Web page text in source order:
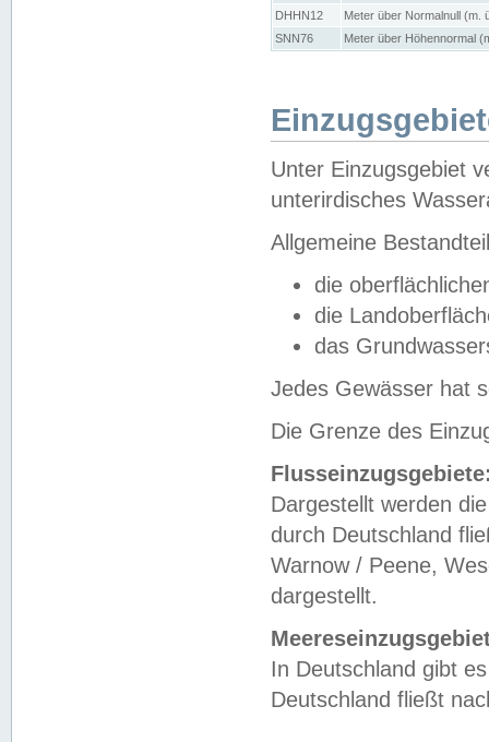
DHHN12
Meter über Normalnull (m.
SNN76
Meter über Höhennormal
Unter Einzugsgebiet
unterirdisches
Allgemeine
die
die
das
Jedes Gewässer hat
Die Grenze des
Dargestellt werden
durch Deutschland
Warnow / Peene,
dargestellt.
In Deutschland gibt
Deutschland fließt